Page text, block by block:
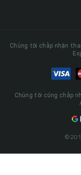
Chúng tôi chấp nhận
Chúng tôi cũng chấp
©